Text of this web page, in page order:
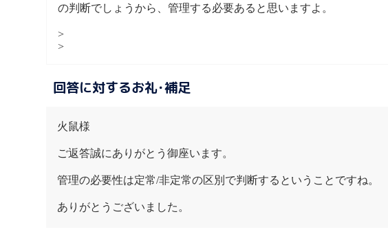
の判断でしょうから、管理する必要あると思いますよ。
>
>
回答に対するお礼･補足
火鼠様
ご返答誠にありがとう御座います。
管理の必要性は定常/非定常の区別で判断するということですね。
ありがとうございました。